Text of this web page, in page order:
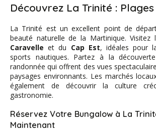
Découvrez La Trinité :
La Trinité est un excellent point de
beauté naturelle de la Martinique. Visitez
Caravelle et du Cap Est, idéales pour
sports nautiques. Partez à la
randonnée qui offrent des vues
paysages environnants. Les marchés
également de découvrir la culture
gastronomie.
Réservez Votre Bungalow à La
Maintenant